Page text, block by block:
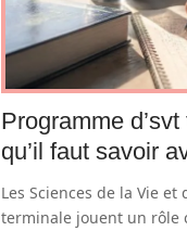
Programme
qu’il faut savoir
Les Sciences de la Vie et
terminale jouent un rôle